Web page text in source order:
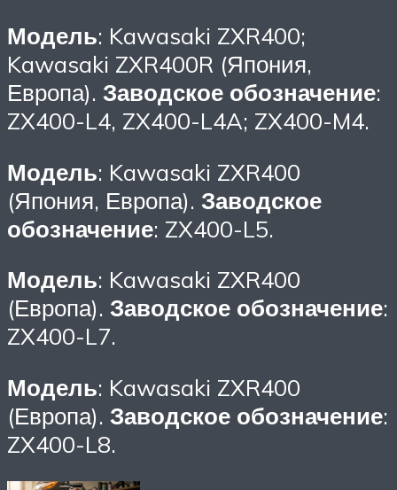
Модель: Kawasaki ZXR400;
Kawasaki ZXR400R (Япония,
Европа). Заводское обозначение:
ZX400-L4, ZX400-L4A; ZX400-M4.
Модель: Kawasaki ZXR400
(Япония, Европа). Заводское
обозначение: ZX400-L5.
Модель: Kawasaki ZXR400
(Европа). Заводское обозначение:
ZX400-L7.
Модель: Kawasaki ZXR400
(Европа). Заводское обозначение:
ZX400-L8.